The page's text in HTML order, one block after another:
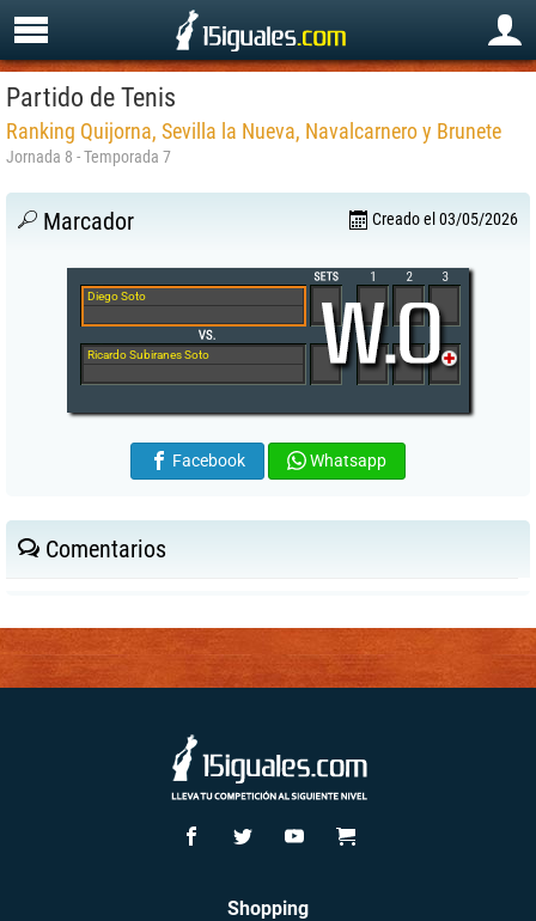
Partido de Tenis
Ranking Quijorna, Sevilla la Nueva, Navalcarnero y Brunete
Jornada 8 - Temporada 7
Marcador Creado el 03/05/2026
Diego Soto
Ricardo Subiranes Soto
Facebook Whatsapp
Comentarios
Shopping